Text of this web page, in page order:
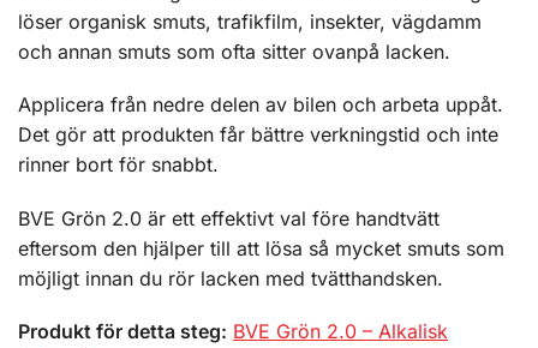
löser organisk smuts, trafikfilm, insekter, vägdamm
och annan smuts som ofta sitter ovanpå lacken.
Applicera från nedre delen av bilen och arbeta uppåt.
Det gör att produkten får bättre verkningstid och inte
rinner bort för snabbt.
BVE Grön 2.0 är ett effektivt val före handtvätt
eftersom den hjälper till att lösa så mycket smuts som
möjligt innan du rör lacken med tvätthandsken.
Produkt för detta steg: BVE Grön 2.0 – Alkalisk